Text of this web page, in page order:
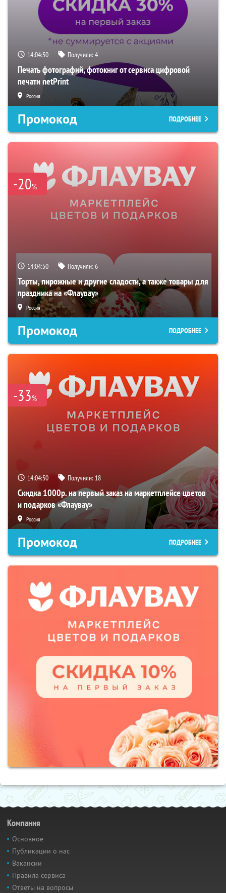
14:04:49 Получили:4
Печать фотографий, фотокниг от сервиса цифровой
печати netPrint
Россия
Промокод ПОДРОБНЕЕ
-20%
14:04:49 Получили:6
Торты, пирожные и другие сладости, а также товары для
праздника на «Флаувау»
Россия
Промокод ПОДРОБНЕЕ
-33%
14:04:49 Получили: 18
Скидка 1000р. на первый заказ на маркетплейсе цветов
и подарков «Флаувау»
Россия
Промокод ПОДРОБНЕЕ
Компания
Основное
Публикации о нас
Вакансии
Правила сервиса
Ответы на вопросы